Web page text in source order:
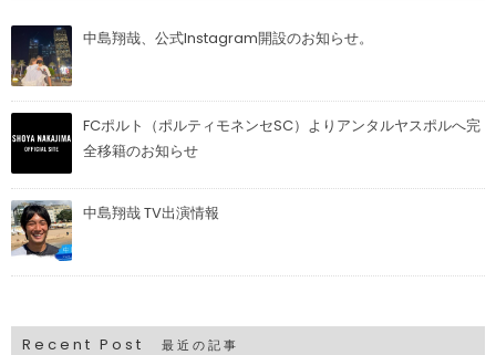
中島翔哉、公式Instagram開設のお知らせ。
FCポルト（ポルティモネンセSC）よりアンタルヤスポルへ完
全移籍のお知らせ
中島翔哉 TV出演情報
Recent Post 最近の記事